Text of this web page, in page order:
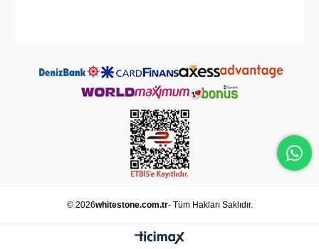
© 2026whitestone.com.tr- Tüm Hakları Saklıdır.